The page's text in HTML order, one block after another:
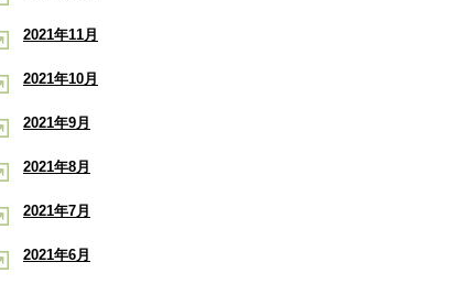
2021年11月
2021年10月
2021年9月
2021年8月
2021年7月
2021年6月